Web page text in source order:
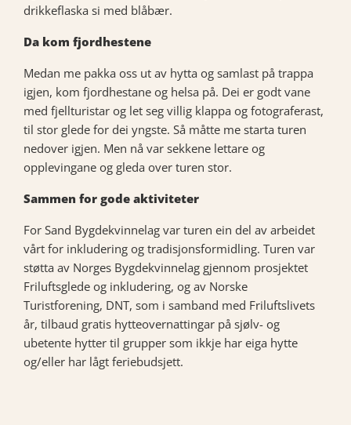
drikkeflaska si med blåbær.
Da kom fjordhestene
Medan me pakka oss ut av hytta og samlast på trappa
igjen, kom fjordhestane og helsa på. Dei er godt vane
med fjellturistar og let seg villig klappa og fotograferast,
til stor glede for dei yngste. Så måtte me starta turen
nedover igjen. Men nå var sekkene lettare og
opplevingane og gleda over turen stor.
Sammen for gode aktiviteter
For Sand Bygdekvinnelag var turen ein del av arbeidet
vårt for inkludering og tradisjonsformidling. Turen var
støtta av Norges Bygdekvinnelag gjennom prosjektet
Friluftsglede og inkludering, og av Norske
Turistforening, DNT, som i samband med Friluftslivets
år, tilbaud gratis hytteovernattingar på sjølv- og
ubetente hytter til grupper som ikkje har eiga hytte
og/eller har lågt feriebudsjett.